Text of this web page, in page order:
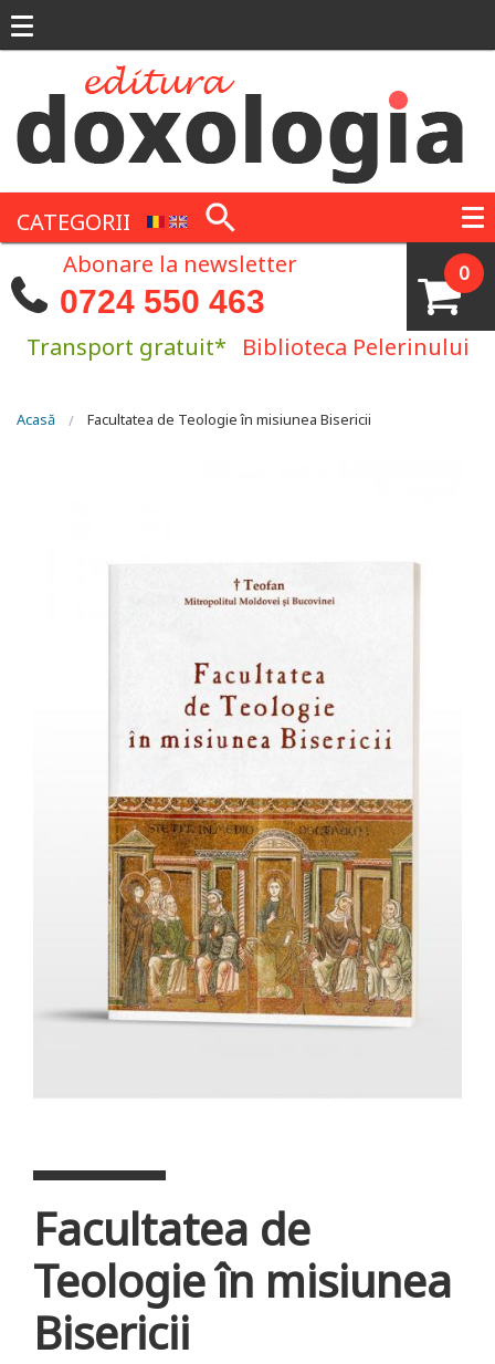
CATEGORII
0
Abonare la newsletter
0724 550 463
Transport gratuit* Biblioteca Pelerinului
Eşti aici
Acasă Facultatea de Teologie în misiunea Bisericii
Facultatea de
Teologie în misiunea
Bisericii